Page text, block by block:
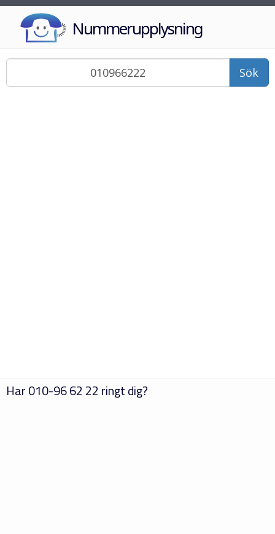
Nummerupplysning
Sök
Har010-96 62 22 ringt dig?